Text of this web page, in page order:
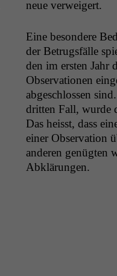
neue verweigert.
Eine beson­dere
der Betrugs­fälle
den im ersten Jahr
Obser­va­tio­nen
abgeschlossen
drit­ten Fall, wurde
Das heisst, dass
ein­er Obser­va­tion
anderen genügten
Abklärungen.